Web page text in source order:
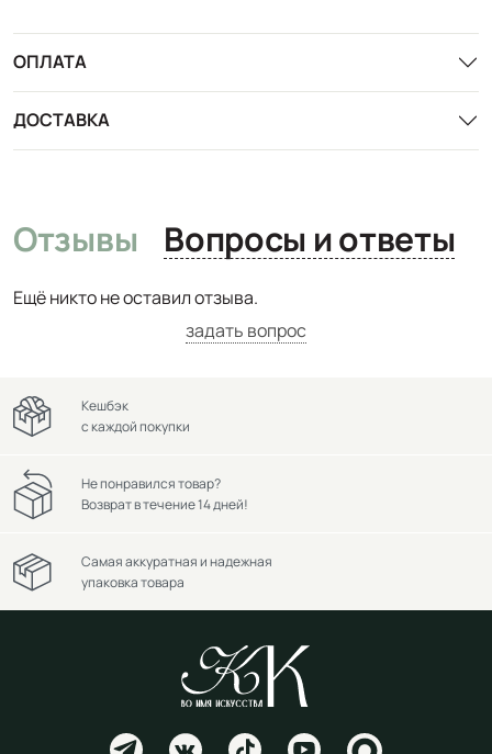
ОПЛАТА
ДОСТАВКА
Отзывы Вопросы и ответы
Ещё никто не оставил отзыва.
задать вопрос
Кешбэк
с каждой покупки
Не понравился товар?
Возврат в течение 14 дней!
Самая аккуратная и надежная
упаковка товара